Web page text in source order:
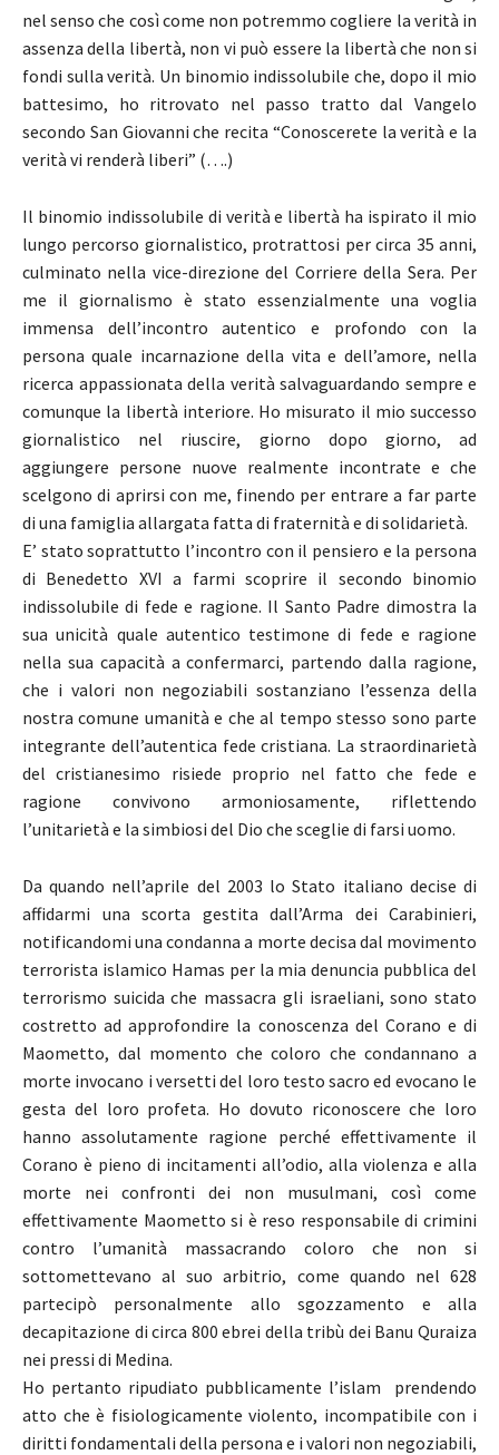
nel senso che così come non potremmo cogliere la verità in
assenza della libertà, non vi può essere la libertà che non si
fondi sulla verità. Un binomio indissolubile che, dopo il mio
battesimo, ho ritrovato nel passo tratto dal Vangelo
secondo San Giovanni che recita “Conoscerete la verità e la
verità vi renderà liberi” (….)
Il binomio indissolubile di verità e libertà ha ispirato il mio
lungo percorso giornalistico, protrattosi per circa 35 anni,
culminato nella vice-direzione del Corriere della Sera. Per
me il giornalismo è stato essenzialmente una voglia
immensa dell’incontro autentico e profondo con la
persona quale incarnazione della vita e dell’amore, nella
ricerca appassionata della verità salvaguardando sempre e
comunque la libertà interiore. Ho misurato il mio successo
giornalistico nel riuscire, giorno dopo giorno, ad
aggiungere persone nuove realmente incontrate e che
scelgono di aprirsi con me, finendo per entrare a far parte
di una famiglia allargata fatta di fraternità e di solidarietà.
E’ stato soprattutto l’incontro con il pensiero e la persona
di Benedetto XVI a farmi scoprire il secondo binomio
indissolubile di fede e ragione. Il Santo Padre dimostra la
sua unicità quale autentico testimone di fede e ragione
nella sua capacità a confermarci, partendo dalla ragione,
che i valori non negoziabili sostanziano l’essenza della
nostra comune umanità e che al tempo stesso sono parte
integrante dell’autentica fede cristiana. La straordinarietà
del cristianesimo risiede proprio nel fatto che fede e
ragione convivono armoniosamente, riflettendo
l’unitarietà e la simbiosi del Dio che sceglie di farsi uomo.
Da quando nell’aprile del 2003 lo Stato italiano decise di
affidarmi una scorta gestita dall’Arma dei Carabinieri,
notificandomi una condanna a morte decisa dal movimento
terrorista islamico Hamas per la mia denuncia pubblica del
terrorismo suicida che massacra gli israeliani, sono stato
costretto ad approfondire la conoscenza del Corano e di
Maometto, dal momento che coloro che condannano a
morte invocano i versetti del loro testo sacro ed evocano le
gesta del loro profeta. Ho dovuto riconoscere che loro
hanno assolutamente ragione perché effettivamente il
Corano è pieno di incitamenti all’odio, alla violenza e alla
morte nei confronti dei non musulmani, così come
effettivamente Maometto si è reso responsabile di crimini
contro l’umanità massacrando coloro che non si
sottomettevano al suo arbitrio, come quando nel 628
partecipò personalmente allo sgozzamento e alla
decapitazione di circa 800 ebrei della tribù dei Banu Quraiza
nei pressi di Medina.
Ho pertanto ripudiato pubblicamente l’islam prendendo
atto che è fisiologicamente violento, incompatibile con i
diritti fondamentali della persona e i valori non negoziabili,